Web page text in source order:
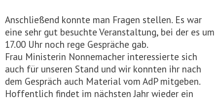
Anschließend konnte man Fragen stellen. Es war
eine sehr gut besuchte Veranstaltung, bei der es um
17.00 Uhr noch rege Gespräche gab.
Frau Ministerin Nonnemacher interessierte sich
auch für unseren Stand und wir konnten ihr nach
dem Gespräch auch Material vom AdP mitgeben.
Hoffentlich findet im nächsten Jahr wieder ein